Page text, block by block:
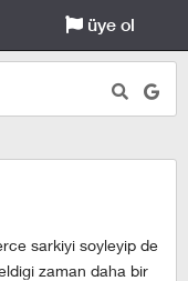
üye ol
sarkiyi soyleyip de
zaman daha bir